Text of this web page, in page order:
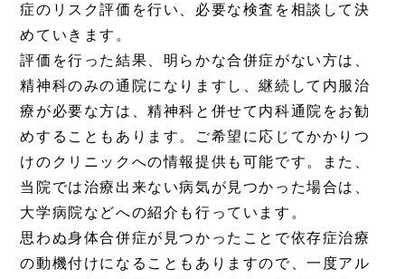
症のリスク評価を行い、必要な検査を相談して決
めていきます。
評価を行った結果、明らかな合併症がない方は、
精神科のみの通院になりますし、継続して内服治
療が必要な方は、精神科と併せて内科通院をお勧
めすることもあります。ご希望に応じてかかりつ
けのクリニックへの情報提供も可能です。また、
当院では治療出来ない病気が見つかった場合は、
大学病院などへの紹介も行っています。
思わぬ身体合併症が見つかったことで依存症治療
の動機付けになることもありますので、一度アル